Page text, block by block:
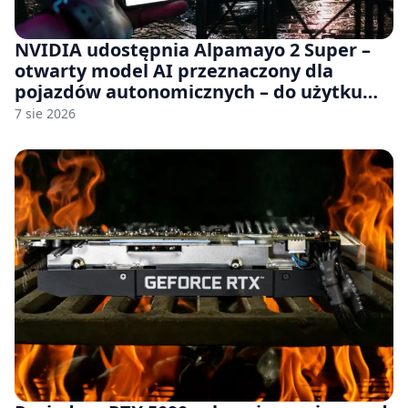
NVIDIA udostępnia Alpamayo 2 Super –
otwarty model AI przeznaczony dla
pojazdów autonomicznych – do użytku
komercyjnego
7 sie 2026